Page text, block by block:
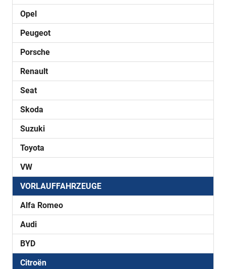
Opel
Peugeot
Porsche
Renault
Seat
Skoda
Suzuki
Toyota
VW
VORLAUFFAHRZEUGE
Alfa Romeo
Audi
BYD
Citroën